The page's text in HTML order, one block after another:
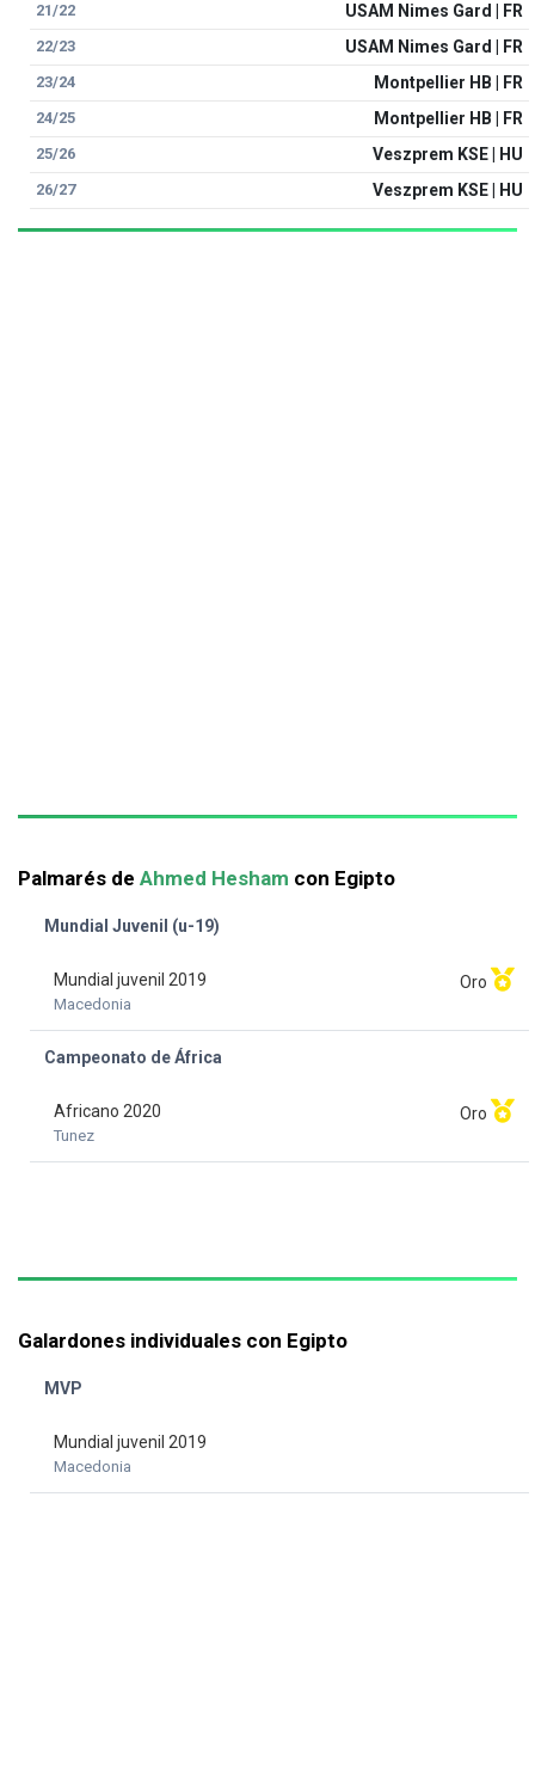
21/22 USAM Nimes Gard | FR
22/23 USAM Nimes Gard | FR
23/24 Montpellier HB | FR
24/25 Montpellier HB | FR
25/26 Veszprem KSE | HU
26/27 Veszprem KSE | HU
Palmarés de Ahmed Hesham con Egipto
Mundial Juvenil (u-19)
Mundial juvenil 2019
Macedonia
Oro
Campeonato de África
Africano 2020
Tunez
Oro
Galardones individuales con Egipto
MVP
Mundial juvenil 2019
Macedonia